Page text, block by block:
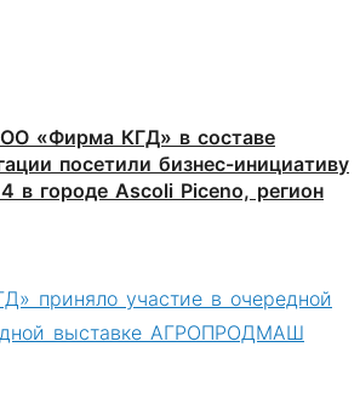
«Фирма КГД» в составе
посетили бизнес-инициативу
в городе Ascoli Piceno, регион